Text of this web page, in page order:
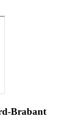
Brabant